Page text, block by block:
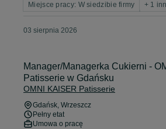
Miejsce pracy: W siedzibie firmy
+ 1
03 sierpnia 2026
Manager/Managerka Cukierni -
Patisserie w Gdańsku
OMNI KAISER Patisserie
Gdańsk, Wrzeszcz
Pełny etat
Umowa o pracę